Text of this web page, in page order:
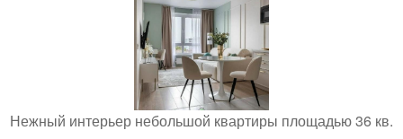
Нежный интерьер небольшой квартиры площадью 36 кв.